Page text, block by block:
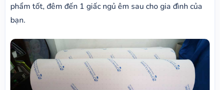
phẩm tốt, đêm đến 1 giấc ngủ êm sau cho gia đình của
bạn.